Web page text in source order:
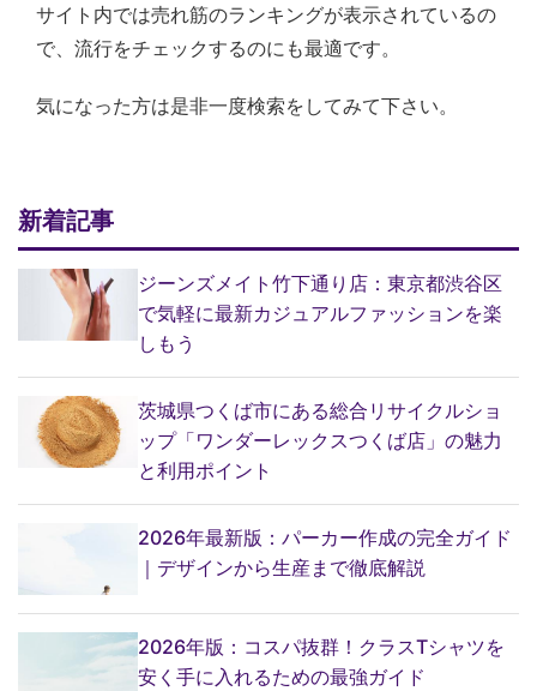
サイト内では売れ筋のランキングが表示されているの
で、流行をチェックするのにも最適です。
気になった方は是非一度検索をしてみて下さい。
新着記事
ジーンズメイト竹下通り店：東京都渋谷区
で気軽に最新カジュアルファッションを楽
しもう
茨城県つくば市にある総合リサイクルショ
ップ「ワンダーレックスつくば店」の魅力
と利用ポイント
2026年最新版：パーカー作成の完全ガイド
｜デザインから生産まで徹底解説
2026年版：コスパ抜群！クラスTシャツを
安く手に入れるための最強ガイド